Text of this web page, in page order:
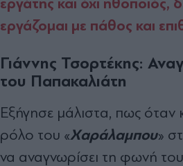
εργάζομαι με πάθος και
Γιάννης Τσορτέκης:
του Παπακαλιάτη
Εξήγησε μάλιστα, πως όταν
ρόλο του «Χαράλαμπου»
να αναγνωρίσει τη φωνή